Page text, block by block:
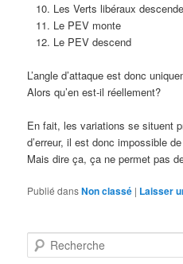
Les Verts libéraux
Le PEV monte
Le PEV descend
L’angle d’attaque est donc
Alors qu’en est-il réellement?
En fait, les variations se situent
d’erreur, il est donc impossible
Mais dire ça, ça ne permet pas
Publié dansNon classé | Laisser
e